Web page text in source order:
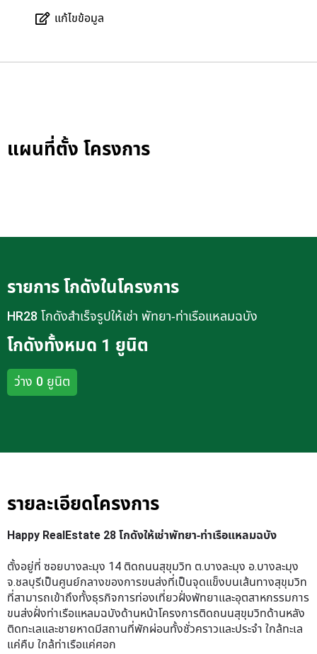
แก้ไขข้อมูล
แผนที่ตั้ง โครงการ
รายการ โกดังในโครงการ
HR28 โกดังสำเร็จรูปให้เช่า พัทยา-ท่าเรือแหลมฉบัง
โกดังทั้งหมด 1 ยูนิต
ว่าง 0 ยูนิต
รายละเอียดโครงการ
Happy RealEstate 28 โกดังให้เช่าพัทยา-ท่าเรือแหลมฉบัง
ตั้งอยู่ที่ ซอยบางละมุง 14 ติดถนนสุขุมวิท ต.บางละมุง อ.บางละมุง
จ.ชลบุรีเป็นศูนย์กลางของการขนส่งที่เป็นจุดแข็งบนเส้นทางสุขุมวิท
ที่สามารถเข้าถึงทั้งธุรกิจการท่องเที่ยวฝั่งพัทยาและอุตสาหกรรมการ
ขนส่งฝั่งท่าเรือแหลมฉบังด้านหน้าโครงการติดถนนสุขุมวิทด้านหลัง
ติดทะเลและชายหาดมีสถานที่พักผ่อนทั้งชั่วคราวและประจำ ใกล้ทะเล
แค่คืบ ใกล้ท่าเรือแค่ศอก